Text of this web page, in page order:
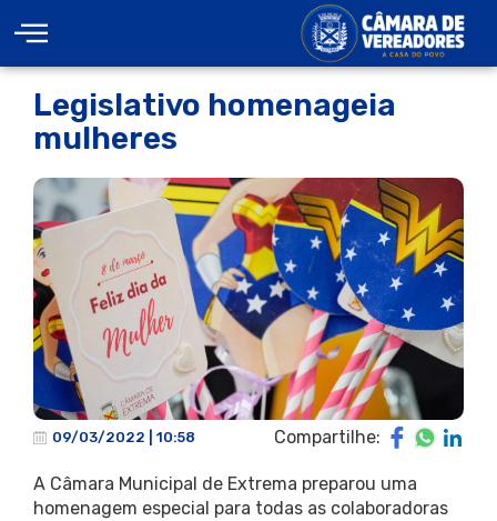
Legislativo homenageia
mulheres
09/03/2022 | 10:58 Compartilhe:
A Câmara Municipal de Extrema preparou uma
homenagem especial para todas as colaboradoras